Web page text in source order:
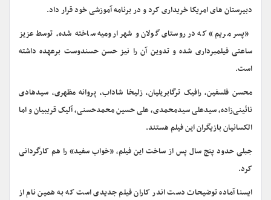
دبیرستان های امریکا خریداری کرد و در برنامه آموزشی خود قرار داد.
«پسر مریم» که در روستای گولان و شهر ارومیه ساخته شده، توسط عزیز
ساعتی فیلمبرداری شده و تدوین آن را نیز حسن حسندوست برعهده داشته
است.
محسن فلسفین، رافیک ترگابریلیان، زلیخا شاداب، پروانه مظهری، سیدهادی
نائینی‌زاده، سیدعلی سیدمحمدی، علی حسین محمدحسنی، آلیک قریبیان و اما
الکسانیان بازیگران این فیلم هستند.
جبلی حدود پنج سال پس از ساخت این فیلم، «خواب سفید» را هم کارگردانی
کرد.
ایسنا آماده توضیحات دست اندر کاران فیلم جدیدی است که به همین نام از